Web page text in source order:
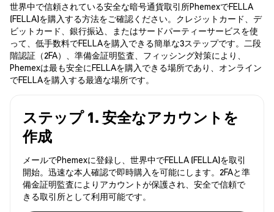
世界中で信頼されている安全な暗号通貨取引所PhemexでFELLA
(FELLA)を購入する方法をご確認ください。クレジットカード、デ
ビットカード、銀行振込、またはサードパーティーサービスを使
って、低手数料でFELLAを購入できる簡単な3ステップです。二段
階認証（2FA）、準備金証明監査、フィッシング対策により、
Phemexは最も安全にFELLAを購入できる場所であり、オンライン
でFELLAを購入する最適な場所です。
ステップ 1. 安全なアカウントを
作成
メールでPhemexに登録し、世界中でFELLA (FELLA)を取引
開始。迅速な本人確認で即時購入を可能にします。2FAと準
備金証明監査によりアカウントが保護され、安全で信頼で
きる取引所として利用可能です。